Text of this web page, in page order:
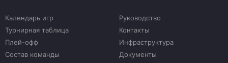
Календарь игр
Турнирная таблица
Плей-офф
Состав команды
Руководство
Контакты
Инфраструктура
Документы